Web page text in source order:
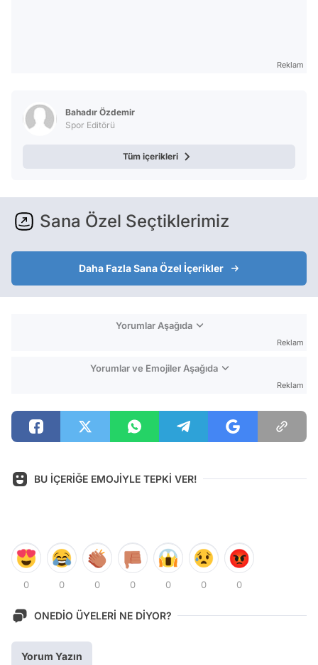
Reklam
Bahadır Özdemir
Spor Editörü
Tüm içerikleri
Sana Özel Seçtiklerimiz
Daha Fazla Sana Özel İçerikler
Yorumlar Aşağıda
Reklam
Yorumlar ve Emojiler Aşağıda
Reklam
BU İÇERİĞE EMOJİYLE TEPKİ VER!
0 0 0 0 0 0 0
ONEDİO ÜYELERİ NE DİYOR?
Yorum Yazın